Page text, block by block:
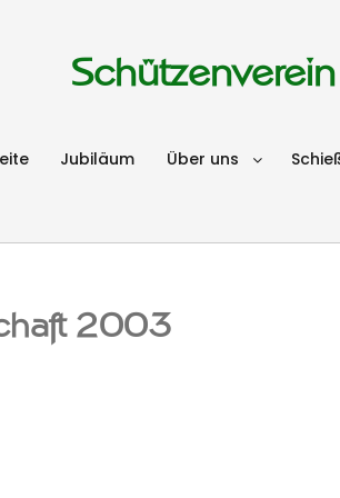
Jubiläum Über uns
2003